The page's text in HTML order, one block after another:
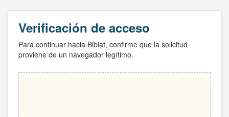
Verificación de acceso
Para continuar hacia Biblat, confirme que la solicitud
proviene de un navegador legítimo.